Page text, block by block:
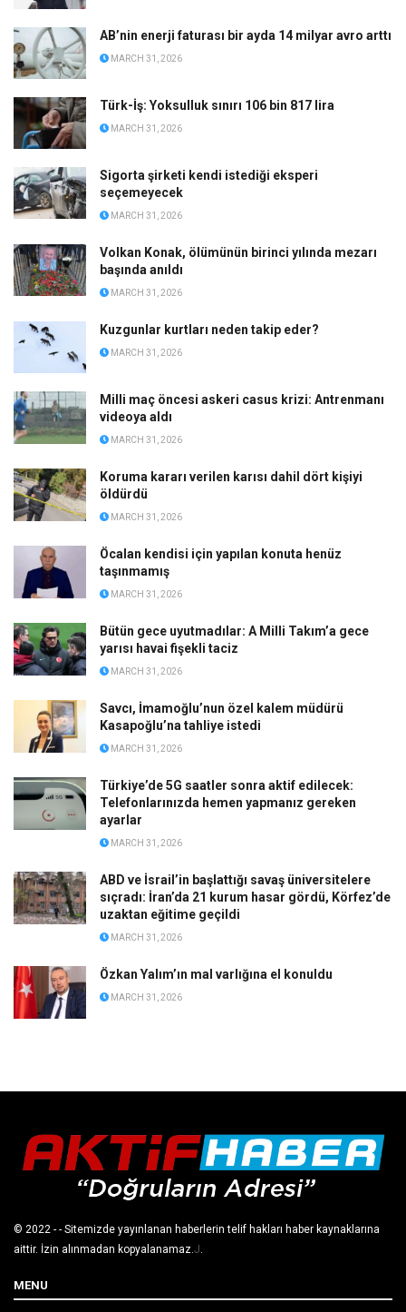
AB’nin enerji faturası bir ayda 14 milyar avro arttı
MARCH 31, 2026
Türk-İş: Yoksulluk sınırı 106 bin 817 lira
MARCH 31, 2026
Sigorta şirketi kendi istediği eksperi
seçemeyecek
MARCH 31, 2026
Volkan Konak, ölümünün birinci yılında mezarı
başında anıldı
MARCH 31, 2026
Kuzgunlar kurtları neden takip eder?
MARCH 31, 2026
Milli maç öncesi askeri casus krizi: Antrenmanı
videoya aldı
MARCH 31, 2026
Koruma kararı verilen karısı dahil dört kişiyi
öldürdü
MARCH 31, 2026
Öcalan kendisi için yapılan konuta henüz
taşınmamış
MARCH 31, 2026
Bütün gece uyutmadılar: A Milli Takım’a gece
yarısı havai fişekli taciz
MARCH 31, 2026
Savcı, İmamoğlu’nun özel kalem müdürü
Kasapoğlu’na tahliye istedi
MARCH 31, 2026
Türkiye’de 5G saatler sonra aktif edilecek:
Telefonlarınızda hemen yapmanız gereken
ayarlar
MARCH 31, 2026
ABD ve İsrail’in başlattığı savaş üniversitelere
sıçradı: İran’da 21 kurum hasar gördü, Körfez’de
uzaktan eğitime geçildi
MARCH 31, 2026
Özkan Yalım’ın mal varlığına el konuldu
MARCH 31, 2026
© 2022 - - Sitemizde yayınlanan haberlerin telif hakları haber kaynaklarına
aittir. İzin alınmadan kopyalanamaz. J
MENU